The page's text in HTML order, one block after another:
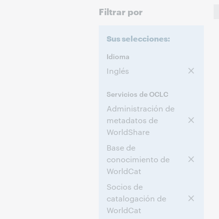
Filtrar por
Sus selecciones:
Idioma
Inglés
Servicios de OCLC
Administración de
metadatos de
WorldShare
Base de
conocimiento de
WorldCat
Socios de
catalogación de
WorldCat